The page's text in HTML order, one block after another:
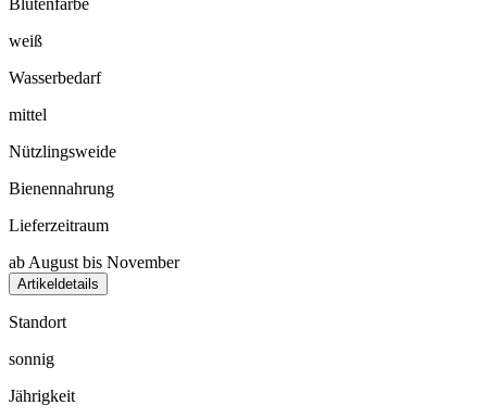
Blütenfarbe
weiß
Wasserbedarf
mittel
Nützlingsweide
Bienennahrung
Lieferzeitraum
ab August bis November
Artikeldetails
Standort
sonnig
Jährigkeit